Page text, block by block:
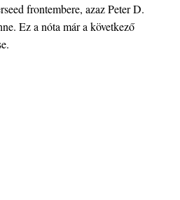
frontembere, azaz Peter D.
Ez a nóta már a következő